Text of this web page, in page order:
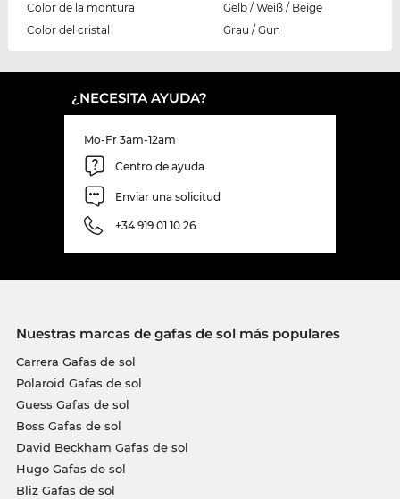
Color de la montura
Gelb / Weiß / Beige
Color del cristal
Grau / Gun
¿NECESITA AYUDA?
Mo-Fr 3am-12am
Centro de ayuda
Enviar una solicitud
+34 919 01 10 26
Nuestras marcas de gafas de sol más populares
Carrera Gafas de sol
Polaroid Gafas de sol
Guess Gafas de sol
Boss Gafas de sol
David Beckham Gafas de sol
Hugo Gafas de sol
Bliz Gafas de sol